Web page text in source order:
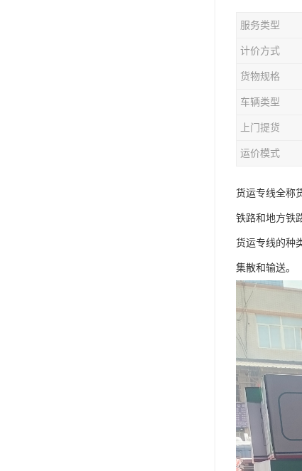
服务类型
计价方式
货物规格
车辆类型
上门提货
运价模式
货运专线全称
铁路和地方铁
货运专线的种
集散和输送。